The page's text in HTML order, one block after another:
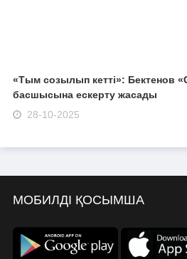
«Тым созылып кетті»: Бектенов
басшысына ескерту жасады
28-10-2025
МОБИЛДІ ҚОСЫМША